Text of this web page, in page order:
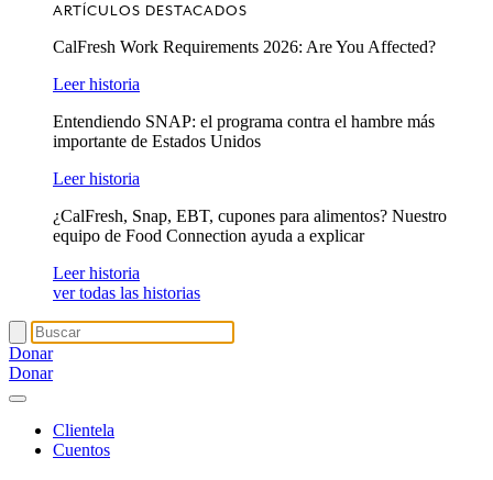
ARTÍCULOS DESTACADOS
CalFresh Work Requirements 2026: Are You Affected?
Leer historia
Entendiendo SNAP: el programa contra el hambre más
importante de Estados Unidos
Leer historia
¿CalFresh, Snap, EBT, cupones para alimentos? Nuestro
equipo de Food Connection ayuda a explicar
Leer historia
ver todas las historias
Donar
Donar
Clientela
Cuentos